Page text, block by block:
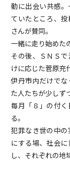
動に出会い共感
ていたところ、投
さんが賛同。
一緒に走り始めた
その後、ＳＮＳ
けに応じた菅原充
伊丹市内だけで
た人たちが少しず
毎月「８」の付
る。
犯罪なき世の中
にする場、社会
し、それぞれの地